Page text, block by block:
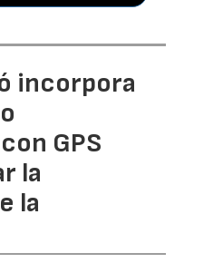
incorpora
GPS
la
la